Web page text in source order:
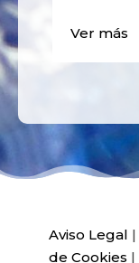
Ver más
Aviso Legal |
de Cookies |